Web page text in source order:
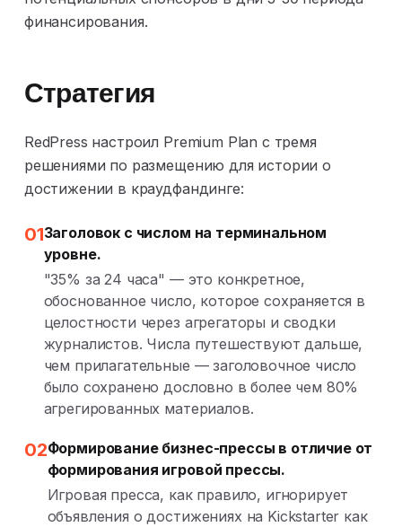
финансирования.
Стратегия
RedPress настроил Premium Plan с тремя
решениями по размещению для истории о
достижении в краудфандинге:
01Заголовок с числом на терминальном
уровне.
"35% за 24 часа" — это конкретное,
обоснованное число, которое сохраняется в
целостности через агрегаторы и сводки
журналистов. Числа путешествуют дальше,
чем прилагательные — заголовочное число
было сохранено дословно в более чем 80%
агрегированных материалов.
02Формирование бизнес-прессы в отличие от
формирования игровой прессы.
Игровая пресса, как правило, игнорирует
объявления о достижениях на Kickstarter как